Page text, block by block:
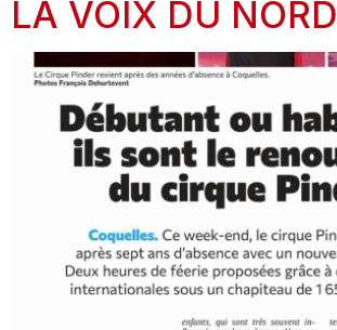
LA VOIX DU NORD